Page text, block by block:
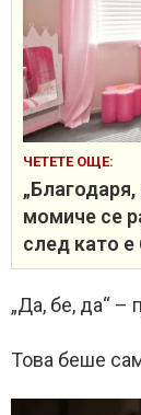
ЧЕТЕТЕ ОЩЕ:
момиче се
след като
„Да, бе, да“ –
Това беше